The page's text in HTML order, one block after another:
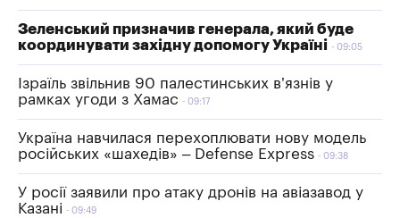
Зеленський призначив генерала, який буде
координувати західну допомогу Україні
09:05
Ізраїль звільнив 90 палестинських в’язнів у
рамках угоди з Хамас
09:17
Україна навчилася перехоплювати нову модель
російських «шахедів» – Defense Express
09:38
У росії заявили про атаку дронів на авіазавод у
Казані
09:49